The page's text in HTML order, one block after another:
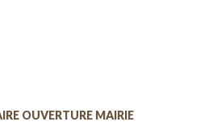
OUVERTURE MAIRIE